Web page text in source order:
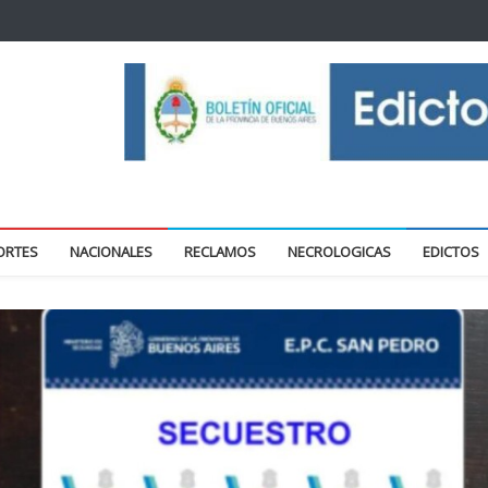
NACIONALES RECLAMOS NECROLOGICAS EDICTOS